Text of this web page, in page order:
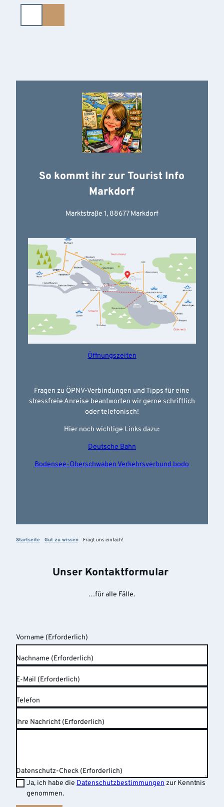
So kommt ihr zur Tourist Info
Markdorf
Marktstraße 1, 88677 Markdorf
Öffnungszeiten
Fragen zu ÖPNV-Verbindungen und Tipps für eine
stressfreie Anreise beantworten wir gerne schriftlich
oder telefonisch!
Hier noch wichtige Links dazu:
Deutsche Bahn
Bodensee-Oberschwaben Verkehrsverbund bodo
Startseite Gut zu wissen Fragt uns einfach!
Unser Kontaktformular
…für alle Fälle.
Vorname (Erforderlich)
Nachname (Erforderlich)
E-Mail (Erforderlich)
Telefon
Ihre Nachricht (Erforderlich)
Datenschutz-Check (Erforderlich)
Ja, ich habe die Datenschutzbestimmungen zur Kenntnis
genommen.